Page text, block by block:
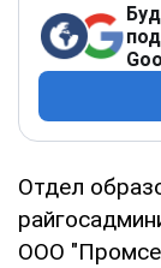
Отдел
ООО